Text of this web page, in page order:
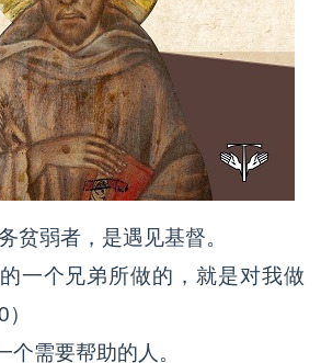
贫弱者，是遇见基督。
一个兄弟所做的，就是对我做
个需要帮助的人。